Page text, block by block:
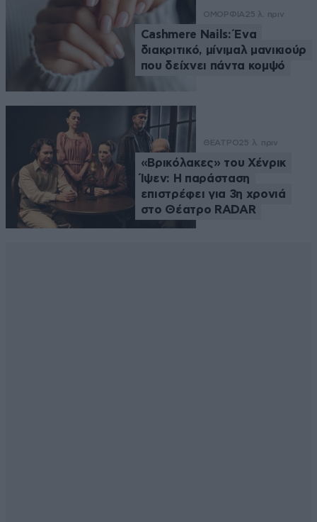
ΟΜΟΡΦΙΑ 25 λ. πριν
Cashmere Nails: Ένα
διακριτικό, μίνιμαλ μανικιούρ
που δείχνει πάντα κομψό
ΘΕΑΤΡΟ25 λ. πριν
«Βρικόλακες» του Χένρικ
Ίψεν: Η παράσταση
επιστρέφει για 3η χρονιά
στο Θέατρο RADAR